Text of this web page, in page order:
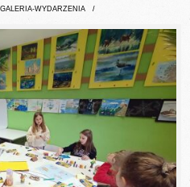
GALERIA-WYDARZENIA /